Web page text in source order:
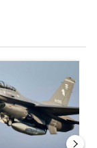
listo para 'atajar'